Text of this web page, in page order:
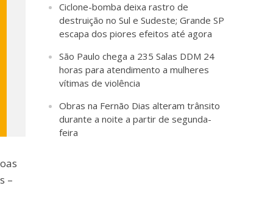
–
Ciclone-bomba deixa rastro de
destruição no Sul e Sudeste; Grande SP
escapa dos piores efeitos até agora
São Paulo chega a 235 Salas DDM 24
horas para atendimento a mulheres
vítimas de violência
Obras na Fernão Dias alteram trânsito
durante a noite a partir de segunda-
feira